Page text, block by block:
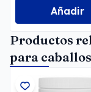
Añadir
Productos
para caballos